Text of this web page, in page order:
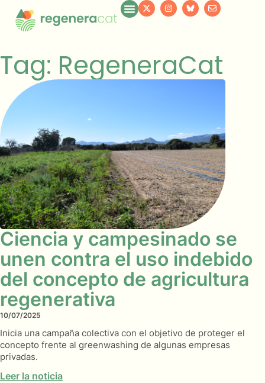
Tag: RegeneraCat
Ciencia y campesinado se
unen contra el uso indebido
del concepto de agricultura
regenerativa
10/07/2025
Inicia una campaña colectiva con el objetivo de proteger el
concepto frente al greenwashing de algunas empresas
privadas.
Leer la noticia